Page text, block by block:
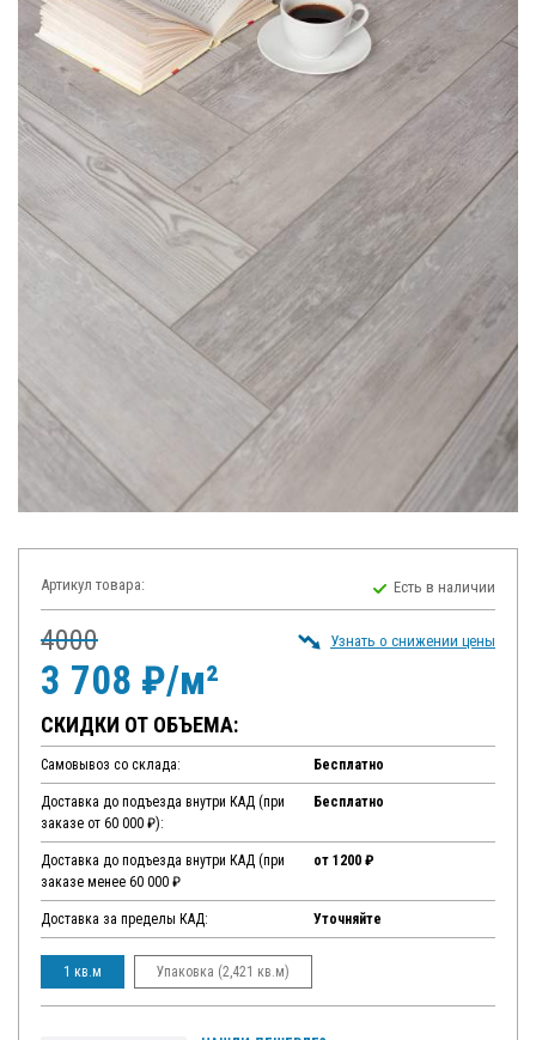
Артикул товара: Есть в наличии
4000
3 708 ₽/м²
Узнать о снижении цены
СКИДКИ ОТ ОБЪЕМА:
Самовывоз со склада: Бесплатно
Доставка до подъезда внутри КАД (при
заказе от 60 000 ₽):
Бесплатно
Доставка до подъезда внутри КАД (при
заказе менее 60 000 ₽
от 1200 ₽
Доставка за пределы КАД: Уточняйте
1 кв.м Упаковка (2,421 кв.м)